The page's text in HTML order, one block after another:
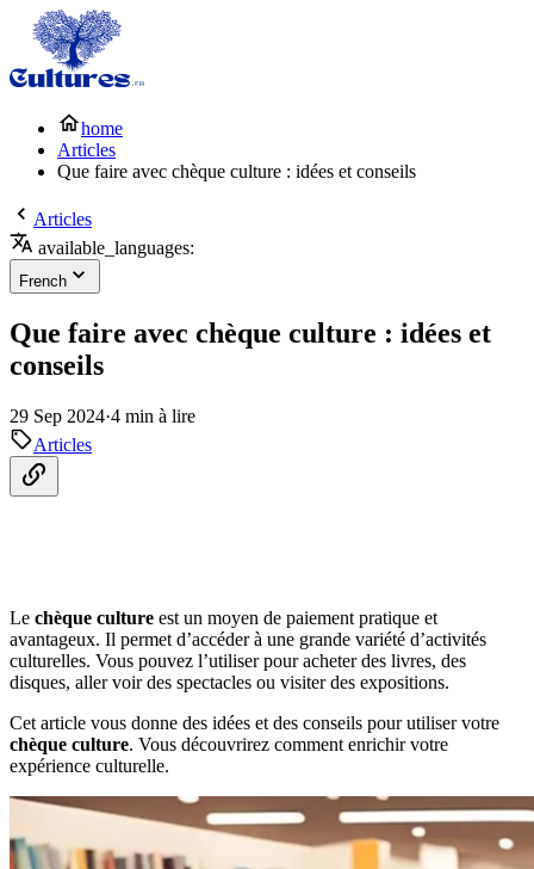
home
Articles
Que faire avec chèque culture : idées et conseils
Articles
available_languages:
French
Que faire avec chèque culture : idées et
conseils
29 Sep 2024·4 min à lire
Articles
Le chèque culture est un moyen de paiement pratique et
avantageux. Il permet d’accéder à une grande variété d’activités
culturelles. Vous pouvez l’utiliser pour acheter des livres, des
disques, aller voir des spectacles ou visiter des expositions.
Cet article vous donne des idées et des conseils pour utiliser votre
chèque culture. Vous découvrirez comment enrichir votre
expérience culturelle.